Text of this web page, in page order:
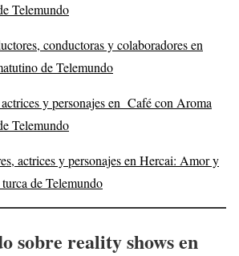
Telemundo
conductoras y colaboradores en
de Telemundo
y personajes en Café con Aroma
Telemundo
actrices y personajes en Hercai: Amor y
de Telemundo
sobre reality shows en